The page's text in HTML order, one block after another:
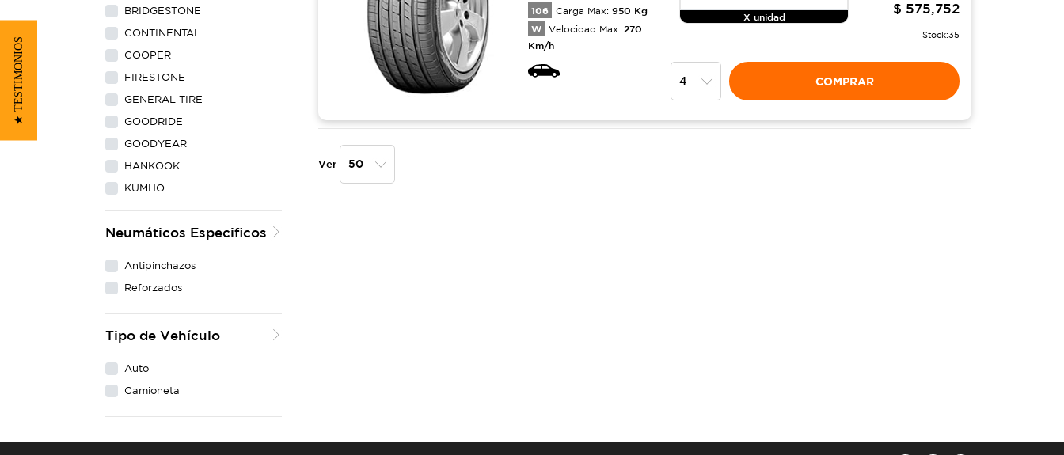
BRIDGESTONE
CONTINENTAL
COOPER
FIRESTONE
GENERAL TIRE
GOODRIDE
GOODYEAR
HANKOOK
KUMHO
LING LONG
MAXXIS
YOKOHAMA
Neumáticos Especificos
Antipinchazos
Reforzados
Tipo de Vehículo
Auto
Camioneta
106 Carga Max: 950 Kg
W Velocidad Max: 270
Km/h
X unidad
$ 575,752
Stock:35
COMPRAR
Ver
★ TESTIMONIOS